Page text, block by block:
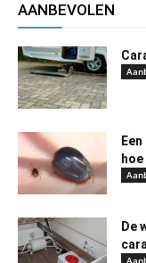
AANBEVOLEN
De